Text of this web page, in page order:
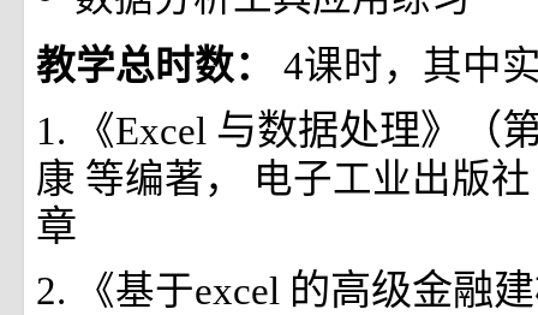
教学总时数： 4课时，其中
1. 《Excel 与数据处理》（
康 等编著， 电子工业出版
章
2. 《基于excel 的高级金融